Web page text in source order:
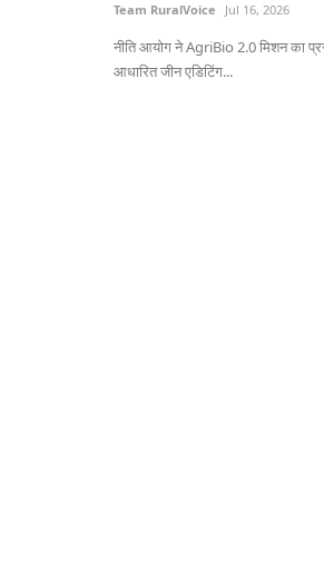
Team RuralVoice Jul 16, 2026
नीति आयोग ने AgriBio 2.0 मिशन का
आधारित जीन एडिटिंग...